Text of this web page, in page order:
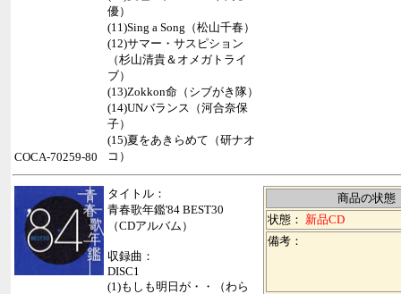
優）
(11)Sing a Song（松山千春）
(12)サマー・サスピション
（杉山清貴＆オメガトライ
ブ）
(13)Zokkon命（シブがき隊）
(14)UNバランス（河合奈保
子）
(15)夏をあきらめて（研ナオ
コ）
COCA-70259-80
タイトル：
青春歌年鑑'84 BEST30
（CDアルバム）
収録曲：
DISC1
(1)もしも明日が・・（わら
商品の状態
状態： 新品CD
備考：